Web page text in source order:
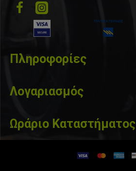
Πληροφορίες
Λογαριασμός
Ωράριο Καταστήματος